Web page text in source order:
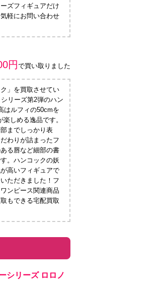
ズフィギュアだけ
軽にお問い合わせ
円 で買い取りました
」を買取させてい
リーズ第2弾のハン
はルフィの50cmを
しめる逸品です。
までしっかり表
わりが詰まったフ
る唇など細部の書
。ハンコックの妖
高いフィギュアで
ただきました！フ
ンピース関連商品
もできる宅配買取
シリーズ ロロノ